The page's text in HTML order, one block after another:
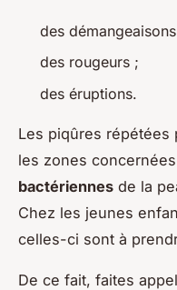
des
des rougeurs ;
des éruptions.
Les piqûres répétées
les zones concernées
bactériennes de la
Chez les jeunes
celles-ci sont à
De ce fait, faites